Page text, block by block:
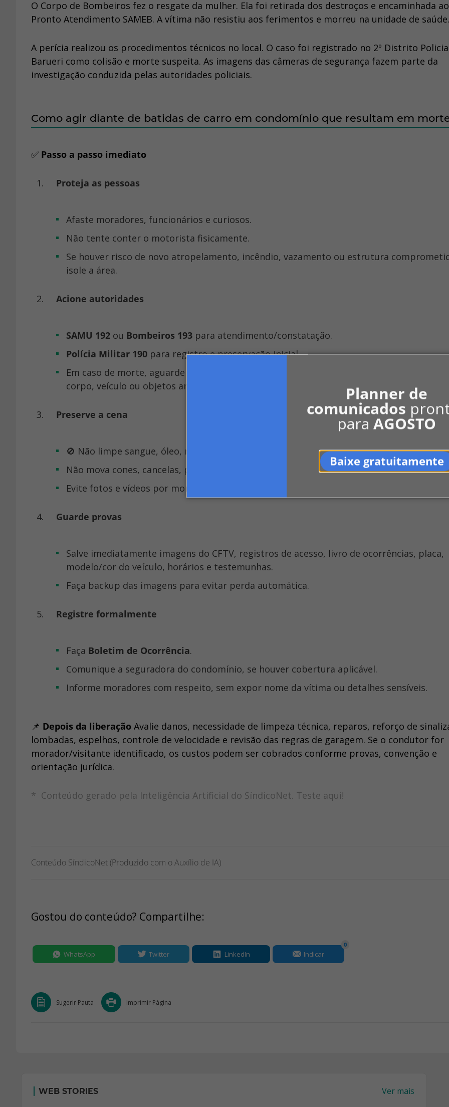
Planner de
comunicados
paraAGOSTO
Baixe gratuitamente
O Corpo de Bombeiros fez o resgate da mulher. Ela foi retirada dos destroços e encaminhada ao
Pronto Atendimento SAMEB. A vítima não resistiu aos ferimentos e morreu na unidade de saúde.
A perícia realizou os procedimentos técnicos no local. O caso foi registrado no 2º Distrito
Barueri como colisão e morte suspeita. As imagens das câmeras de segurança fazem parte da
investigação conduzida pelas autoridades policiais.
Como agir diante de batidas de carro em condomínio que resultam em
✅ Passo a passo imediato
Proteja as pessoas
Afaste moradores, funcionários e curiosos.
Não tente conter o motorista fisicamente.
Se houver risco de novo atropelamento, incêndio, vazamento ou estrutura comprometida,
isole a área.
Acione autoridades
SAMU 192 ou Bombeiros 193 para atendimento/constatação.
Polícia Militar 190 para registro e preservação inicial.
Em caso de morte, aguarde Polícia Civil, perícia e IML. ⚠️ O condomínio não deve remover
corpo, veículo ou objetos antes da liberação oficial.
Preserve a cena
🚫 Não limpe sangue, óleo, marcas de frenagem ou destroços.
Não mova cones, cancelas, portões, veículo ou pertences.
Evite fotos e vídeos por moradores, especialmente em grupos.
Guarde provas
Salve imediatamente imagens do CFTV, registros de acesso, livro de ocorrências, placa,
modelo/cor do veículo, horários e testemunhas.
Faça backup das imagens para evitar perda automática.
Registre formalmente
Faça Boletim de Ocorrência.
Comunique a seguradora do condomínio, se houver cobertura aplicável.
Informe moradores com respeito, sem expor nome da vítima ou detalhes sensíveis.
📌 Depois da liberação Avalie danos, necessidade de limpeza técnica, reparos, reforço de
lombadas, espelhos, controle de velocidade e revisão das regras de garagem. Se o condutor for
morador/visitante identificado, os custos podem ser cobrados conforme provas, convenção e
orientação jurídica.
* Conteúdo gerado pela Inteligência Artificial do SíndicoNet. Teste aqui!
Conteúdo SíndicoNet (Produzido com o Auxílio de IA)
Gostou do conteúdo? Compartilhe:
WhatsApp Twitter LinkedIn Indicar
0
Sugerir Pauta Imprimir Página
WEB STORIES Ver mais